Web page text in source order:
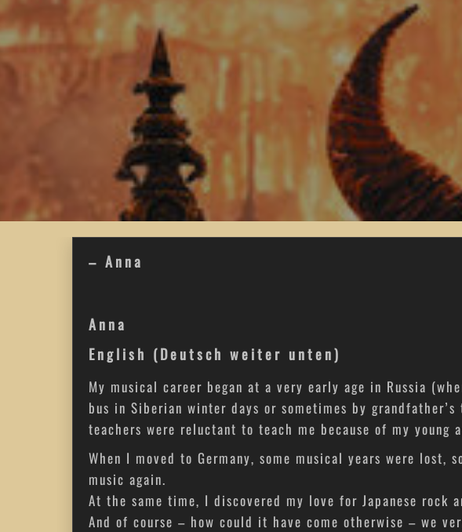
– Anna
Anna
English (Deutsch weiter unten)
My musical career began at a very early age in Russia
bus in Siberian winter days or sometimes by
teachers were reluctant to teach me because of my young
When I moved to Germany, some musical years were
music again.
At the same time, I discovered my love for Japanese rock
And of course – how could it have come otherwise – we